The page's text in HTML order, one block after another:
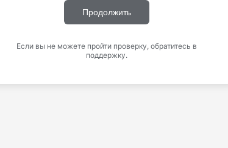
Продолжить
Если вы не можете пройти проверку, обратитесь в
поддержку.